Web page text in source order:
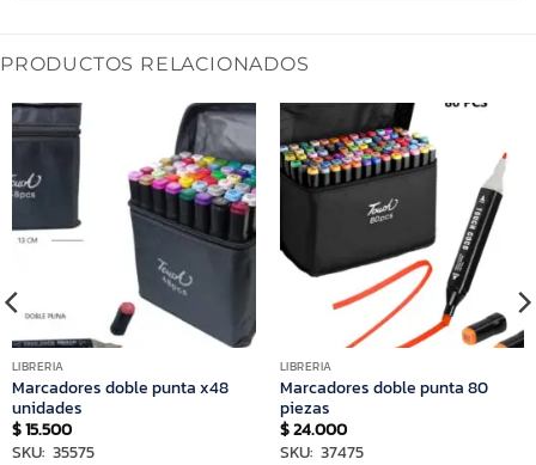
PRODUCTOS RELACIONADOS
LIBRERIA
Marcadores doble punta x48
unidades
$15.500
SKU: 35575
LIBRERIA
Marcadores doble punta 80
piezas
$24.000
SKU: 37475